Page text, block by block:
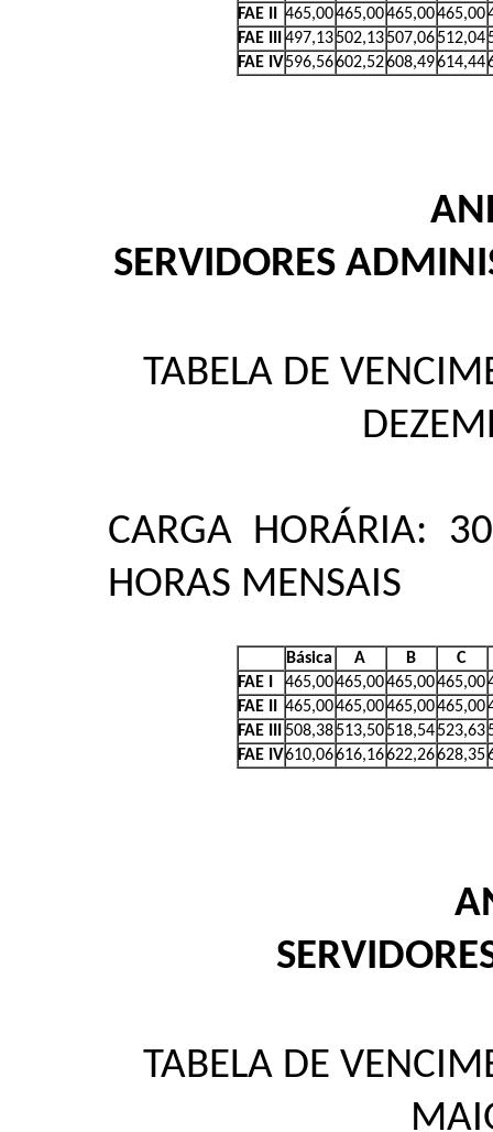
FAE II
465,00465,00465,00465,00
FAE III
497,13502,13507,06512,04
FAE IV596,56602,52608,49614,44
SERVIDORES
TABELA DE
CARGA HORÁRIA:
HORAS MENSAIS
Básica A B
C
FAE I
465,00465,00465,00465,00
FAE II
465,00465,00465,00465,00
FAE III
508,38513,50518,54523,63
FAE IV610,06616,16622,26628,35
TABELA DE